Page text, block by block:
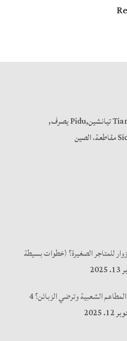
610097, رقم 88 TianChen تيانشين,Pidu يصرف,
للمتاجر الصغيرة؟ (خطوات بسيطة
كيف تحسن إدارة طوابير المطاعم الشعبية وترضي الزبائن؟ 4
2025